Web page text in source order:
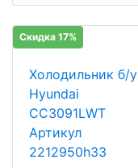
Скидка 17%
Холодильник б/у
Hyundai
CC3091LWT
Артикул
2212950h33